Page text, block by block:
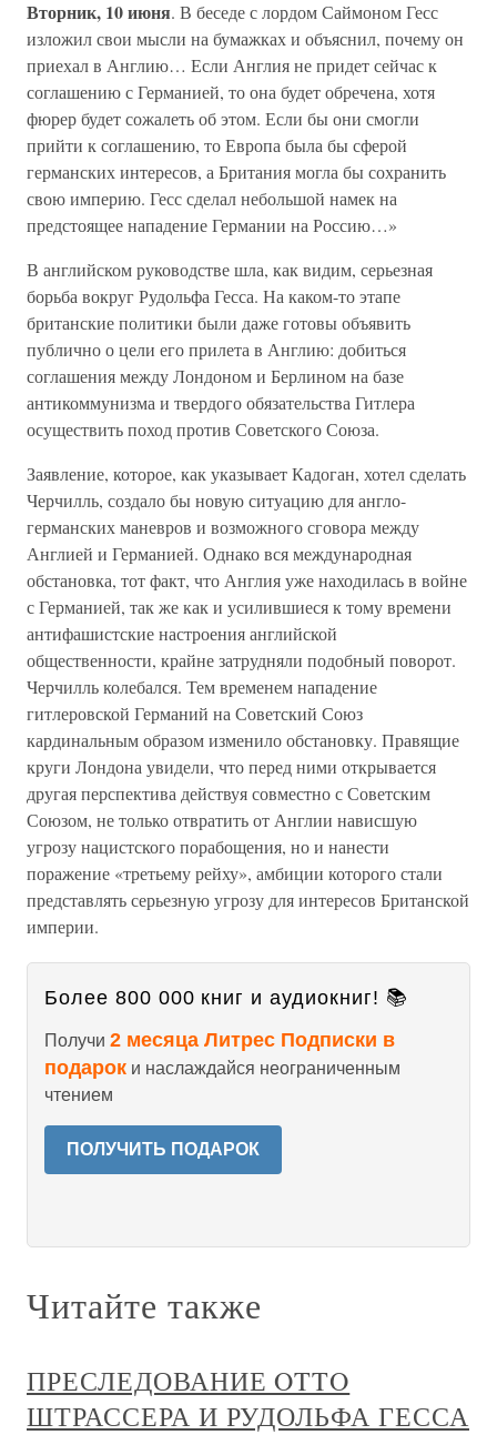
Вторник, 10 июня. В беседе с лордом Саймоном Гесс
изложил свои мысли на бумажках и объяснил, почему он
приехал в Англию… Если Англия не придет сейчас к
соглашению с Германией, то она будет обречена, хотя
фюрер будет сожалеть об этом. Если бы они смогли
прийти к соглашению, то Европа была бы сферой
германских интересов, а Британия могла бы сохранить
свою империю. Гесс сделал небольшой намек на
предстоящее нападение Германии на Россию…»
В английском руководстве шла, как видим, серьезная
борьба вокруг Рудольфа Гесса. На каком-то этапе
британские политики были даже готовы объявить
публично о цели его прилета в Англию: добиться
соглашения между Лондоном и Берлином на базе
антикоммунизма и твердого обязательства Гитлера
осуществить поход против Советского Союза.
Заявление, которое, как указывает Кадоган, хотел сделать
Черчилль, создало бы новую ситуацию для англо-
германских маневров и возможного сговора между
Англией и Германией. Однако вся международная
обстановка, тот факт, что Англия уже находилась в войне
с Германией, так же как и усилившиеся к тому времени
антифашистские настроения английской
общественности, крайне затрудняли подобный поворот.
Черчилль колебался. Тем временем нападение
гитлеровской Германий на Советский Союз
кардинальным образом изменило обстановку. Правящие
круги Лондона увидели, что перед ними открывается
другая перспектива действуя совместно с Советским
Союзом, не только отвратить от Англии нависшую
угрозу нацистского порабощения, но и нанести
поражение «третьему рейху», амбиции которого стали
представлять серьезную угрозу для интересов Британской
империи.
Более 800 000 книг и аудиокниг! 📚
Получи 2 месяца Литрес Подписки в
подарок и наслаждайся неограниченным
чтением
ПОЛУЧИТЬ ПОДАРОК
Читайте также
ПРЕСЛЕДОВАНИЕ OTTO
ШТРАССЕРА И РУДОЛЬФА ГЕССА